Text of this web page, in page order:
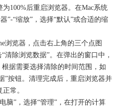
100%后重启浏览器。在Mac系统
”-“缩放”，选择“默认”或合适的缩
浏览器，点击右上角的三个点图
清除浏览数据”。在弹出的窗口中，
据需要选择清除的时间范围，如
”按钮。清理完成后，重启浏览器并
常。
脑”，选择“管理”，在打开的计算